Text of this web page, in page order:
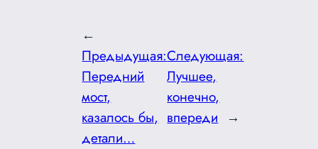
←
Предыдущая:
Передний
мост,
казалось бы,
детали…
Следующая:
Лучшее,
конечно,
впереди →